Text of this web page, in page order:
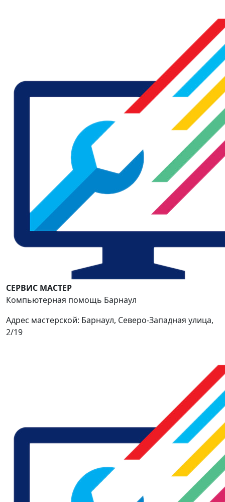
СЕРВИС МАСТЕР
Компьютерная помощь Барнаул
Адрес мастерской: Барнаул, Северо-Западная улица,
2/19